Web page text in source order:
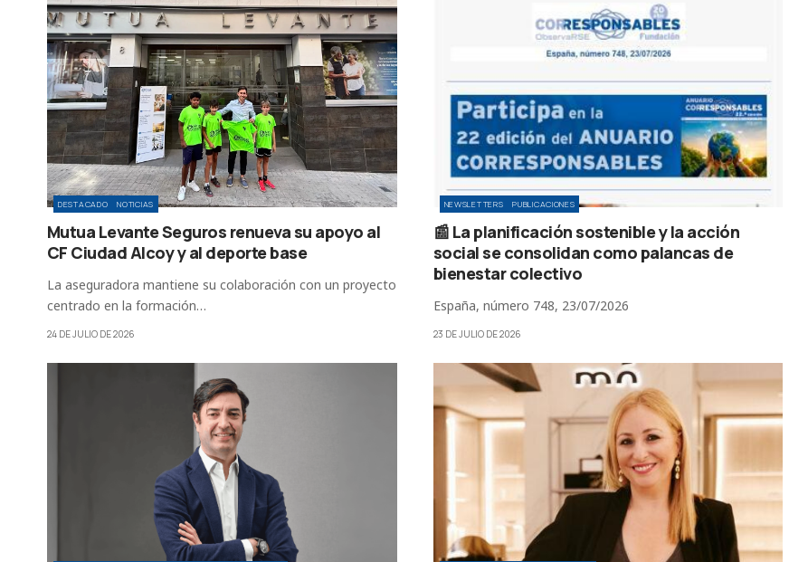
DESTACADO NOTICIAS
Mutua Levante Seguros renueva su apoyo al
CF Ciudad Alcoy y al deporte base
La aseguradora mantiene su colaboración con un proyecto
centrado en la formación…
24 DE JULIO DE 2026
NEWSLETTERS PUBLICACIONES
📰 La planificación sostenible y la acción
social se consolidan como palancas de
bienestar colectivo
España, número 748, 23/07/2026
23 DE JULIO DE 2026